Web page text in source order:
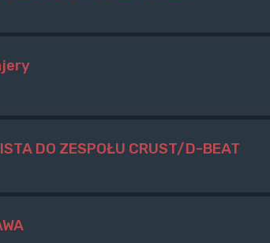
DO ZESPOŁU CRUST/D-BEAT